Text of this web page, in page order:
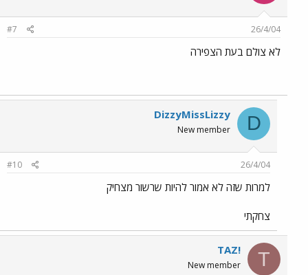
26/4/04
#7
לא צולם בעת הצפירה
D
DizzyMissLizzy
New member
26/4/04
#10
למרות שזה לא אמור להיות שרשור מצחיק
צחקתי
T
TAZ!
New member